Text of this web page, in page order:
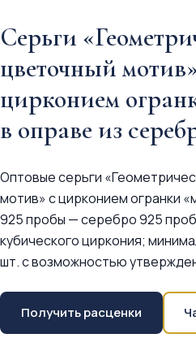
Серьги
цветочный
цирконием
в оправе из
Оптовые серьги
мотив» с цирконием огранки
925 пробы — серебро 925
кубического циркония;
шт. с возможностью
Получить расценки